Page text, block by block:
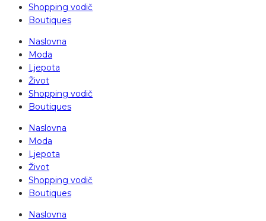
Shopping vodič
Boutiques
Naslovna
Moda
Ljepota
Život
Shopping vodič
Boutiques
Naslovna
Moda
Ljepota
Život
Shopping vodič
Boutiques
Naslovna